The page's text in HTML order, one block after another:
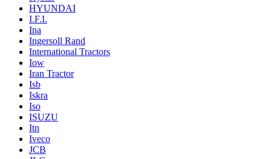
HYUNDAI
I.F.I.
Ina
Ingersoll Rand
International Tractors
Iow
Iran Tractor
Isb
Iskra
Iso
ISUZU
Itn
Iveco
JCB